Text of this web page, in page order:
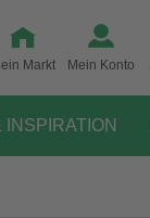
Markt Mein Konto
INSPIRATION